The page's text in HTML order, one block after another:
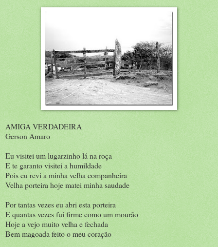
AMIGA VERDADEIRA
Gerson Amaro​
Eu visitei um lugarzinho lá na roça
E te garanto visitei a humildade
Pois eu revi a minha velha companheira
Velha porteira hoje matei minha saudade
Por tantas vezes eu abri esta porteira
E quantas vezes fui firme como um mourão
Hoje a vejo muito velha e fechada
Bem magoada feito o meu coração